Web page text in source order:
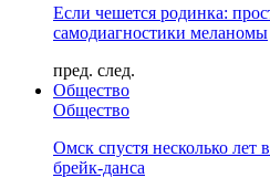
Если чешется родинка:
самодиагностики меланомы
пред. след.
Общество
Общество
Омск спустя несколько лет
брейк-данса